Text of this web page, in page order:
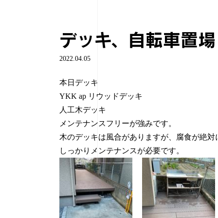
デッキ、自転車置場
2022.04.05
本日デッキ
YKK ap リウッドデッキ
人工木デッキ
メンテナンスフリーが強みです。
木のデッキは風合がありますが、腐食が絶対
しっかりメンテナンスが必要です。